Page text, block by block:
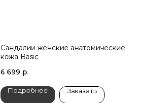
Сандалии женские анатомические
кожа Basic
6 699 р.
Подробнее Заказать